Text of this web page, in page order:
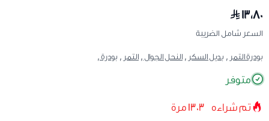
١٣٫٨٠
السعر شامل الضريبة
بودرة التمر , بديل السكر , النحل الجوال , التمر , بودرة ,
متوفر
تم شراءه 1303 مرة